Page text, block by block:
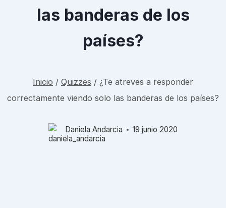
las banderas de los
países?
Inicio / Quizzes / ¿Te atreves a responder
correctamente viendo solo las banderas de los países?
Daniela Andarcia 19 junio 2020